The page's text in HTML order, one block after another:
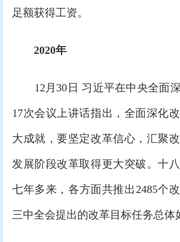
足额获得工资。
2020年
12月30日 习近平在中央全面
17次会议上讲话指出，全面深化
大成就，要坚定改革信心，汇聚
发展阶段改革取得更大突破。十
七年多来，各方面共推出2485个
三中全会提出的改革目标任务总体